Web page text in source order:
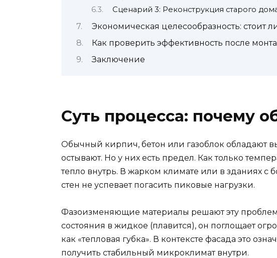
Сценарий 3: Реконструкция старого
Экономическая целесообразность: стоит
Как проверить эффективность после
Заключение
Суть процесса: почему
Обычный кирпич, бетон или газоблок обладают
остывают. Но у них есть предел. Как только
тепло внутрь. В жарком климате или в зданиях
стен не успевает погасить пиковые нагрузки.
Фазоизменяющие материалы решают эту
состояния в жидкое (плавится), он поглощает
как «тепловая губка». В контексте фасада это
получить стабильный микроклимат внутри.